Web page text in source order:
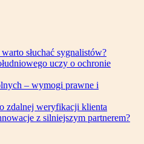
słuchać sygnalistów?
uczy o ochronie
– wymogi prawne i
zdalnej weryfikacji klienta
z silniejszym partnerem?